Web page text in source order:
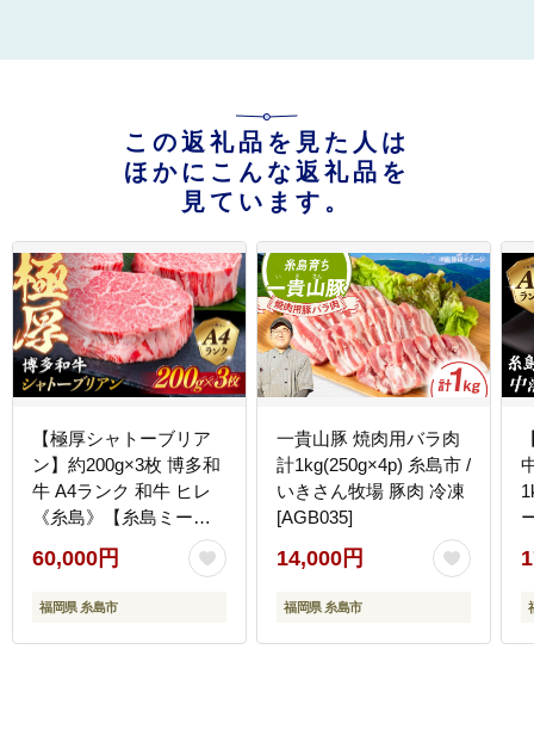
この返礼品を見た人は
ほかにこんな返礼品を
見ています。
【極厚シャトーブリア
ン】約200g×3枚 博多和
牛 A4ランク 和牛 ヒレ
《糸島》【糸島ミート
デリ工房】 [ACA172]
60,000円
福岡県 糸島市
一貴山豚 焼肉用バラ肉
計1kg(250g×4p) 糸島市 /
いきさん牧場 豚肉 冷凍
[AGB035]
14,000円
福岡県 糸島市